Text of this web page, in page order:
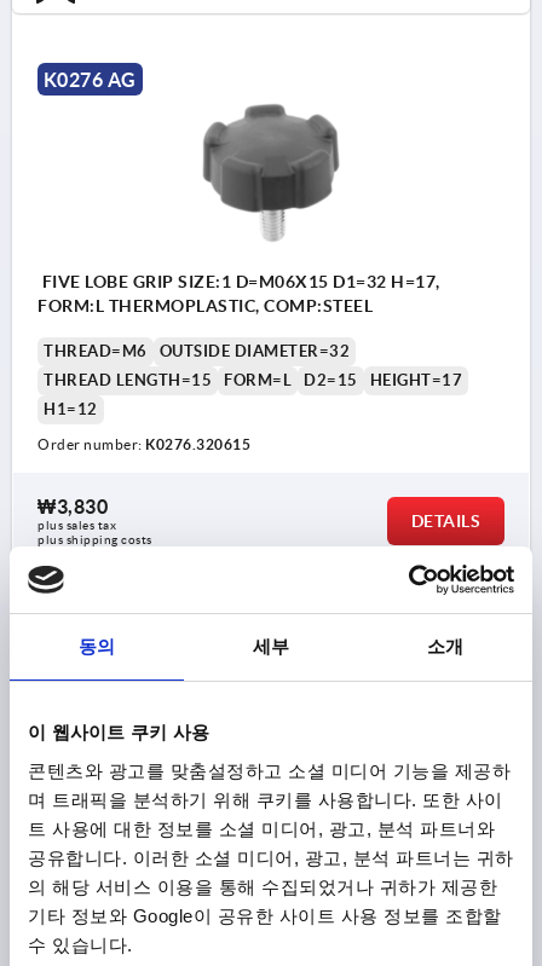
동의 세부 소개
이 웹사이트 쿠키 사용
콘텐츠와 광고를 맞춤설정하고 소셜 미디어 기능을 제공하
며 트래픽을 분석하기 위해 쿠키를 사용합니다. 또한 사이
트 사용에 대한 정보를 소셜 미디어, 광고, 분석 파트너와
공유합니다. 이러한 소셜 미디어, 광고, 분석 파트너는 귀하
의 해당 서비스 이용을 통해 수집되었거나 귀하가 제공한
기타 정보와 Google이 공유한 사이트 사용 정보를 조합할
수 있습니다.
K0276 AG
FIVE LOBE GRIP SIZE:1 D=M06X15 D1=32 H=17,
FORM:L THERMOPLASTIC, COMP:STEEL
THREAD=M6
OUTSIDE DIAMETER=32
THREAD LENGTH=15
FORM=L D2=15
HEIGHT=17
H1=12
Order number: K0276.320615
₩3,830
plus sales tax
plus shipping costs
DETAILS
K0276 AG
FIVE LOBE GRIP SIZE:2 D=M08X16 D1=40 H=20,5,
FORM:L THERMOPLASTIC, COMP:STEEL
THREAD=M8
OUTSIDE DIAMETER=40
THREAD LENGTH=16
FORM=L D2=18
HEIGHT=20,5
H1=14,5